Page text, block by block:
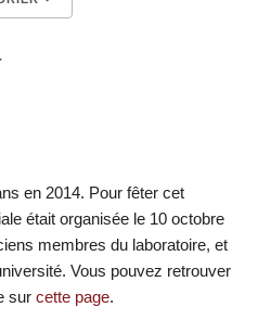
en 2014. Pour fêter cet
était organisée le 10 octobre
membres du laboratoire, et
Vous pouvez retrouver
sur cette page.